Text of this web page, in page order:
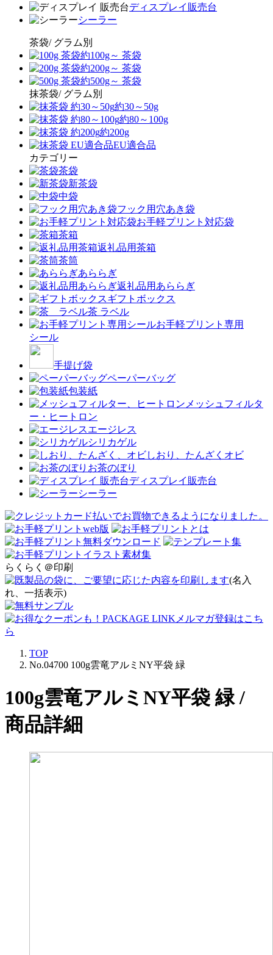
ディスプレイ販売台
シーラー
茶袋/ グラム別
約100g～ 茶袋
約200g～ 茶袋
約500g～ 茶袋
抹茶袋/ グラム別
約30～50g
約80～100g
約200g
EU適合品
カテゴリー
茶袋
新茶袋
中袋
フック用穴あき袋
お手軽プリント対応袋
茶箱
返礼品用茶箱
茶筒
あららぎ
返礼品用あららぎ
ギフトボックス
茶 ラベル
お手軽プリント専用
シール
手提げ袋
ペーパーバッグ
包装紙
メッシュフィルタ
ー・ヒートロン
エージレス
シリカゲル
しおり、たんざくオビ
お茶のぼり
ディスプレイ販売台
シーラー
らくらく＠印刷
(名入
れ、一括表示)
TOP
No.04700 100g雲竜アルミNY平袋 緑
100g雲竜アルミNY平袋 緑 /
商品詳細